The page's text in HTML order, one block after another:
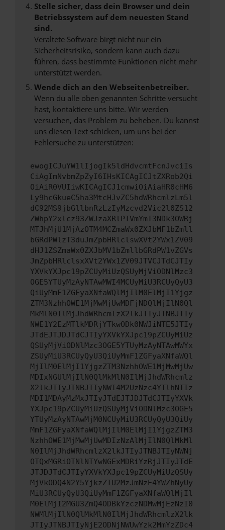
Stelle sicher, dass dein Browser und dein
Betriebssystem auf dem neuesten Stand
sind.
Veraltete Software birgt nicht nur ein
Sicherheitsrisiko, sondern kann auch dazu
führen, dass bestimmte Funktionen nicht mehr
unterstützt werden.
Wende dich an den Webseitenbetreiber.
Wenn du alle oben genannten Schritte versucht
hast, kontaktiere uns bitte. Wir werden
versuchen, das Problem zu beheben. Du kannst
uns diesen Text schicken, um uns bei der
Fehlersuche zu unterstützen:
ewogICJuYW1lIjogIk5ldHdvcmtFcnJvciIs
CiAgImNvbmZpZyI6IHsKICAgICJtZXRob2Qi
OiAiR0VUIiwKICAgICJ1cmwiOiAiaHR0cHM6
Ly9hcGkueC5ha3MtcHJvZC5hdWRhcmlzLm5l
dC92MS9jbGllbnRzLzIyMzcvd2Vic2l0ZS12
ZWhpY2xlcz93ZWJzaXRlPTVmYmI3NDk3OWRj
MTJhMjU1MjAzOTM4MCZmaWx0ZXJbMF1bZmll
bGRdPWlzT3duJmZpbHRlclswXVt2YWx1ZV09
dHJ1ZSZmaWx0ZXJbMV1bZmllbGRdPW1vZGVs
JmZpbHRlclsxXVt2YWx1ZV09JTVCJTdCJTIy
YXVkYXJpc19pZCUyMiUzQSUyMjViODNlMzc3
OGE5YTUyMzAyNTAwMWI4MCUyMiU3RCUyQyU3
QiUyMmF1ZGFyaXNfaWQlMjIlM0ElMjI1Yjgz
ZTM3NzhhOWE1MjMwMjUwMDFjNDQlMjIlN0Ql
MkMlN0IlMjJhdWRhcmlzX2lkJTIyJTNBJTIy
NWE1Y2EzMTlkMDRjYTkwODk0NWJiNTE5JTIy
JTdEJTJDJTdCJTIyYXVkYXJpc19pZCUyMiUz
QSUyMjViODNlMzc3OGE5YTUyMzAyNTAwMWYx
ZSUyMiU3RCUyQyU3QiUyMmF1ZGFyaXNfaWQl
MjIlM0ElMjI1YjgzZTM3NzhhOWE1MjMwMjUw
MDIxNGUlMjIlN0QlMkMlN0IlMjJhdWRhcmlz
X2lkJTIyJTNBJTIyNWI4M2UzNzc4YTlhNTIz
MDI1MDAyMzMxJTIyJTdEJTJDJTdCJTIyYXVk
YXJpc19pZCUyMiUzQSUyMjViODNlMzc3OGE5
YTUyMzAyNTAwMjM0NCUyMiU3RCUyQyU3QiUy
MmF1ZGFyaXNfaWQlMjIlM0ElMjI1YjgzZTM3
NzhhOWE1MjMwMjUwMDIzNzAlMjIlN0QlMkMl
N0IlMjJhdWRhcmlzX2lkJTIyJTNBJTIyNWNj
OTQxMGRiOTNlNTYwNGExMDRiYzRjJTIyJTdE
JTJDJTdCJTIyYXVkYXJpc19pZCUyMiUzQSUy
MjVkODQ4N2Y5YjkzZTU2MzJmNzE4YWZhNyUy
MiU3RCUyQyU3QiUyMmF1ZGFyaXNfaWQlMjIl
M0ElMjI2MGU3ZmQ4ODBkYzczNDMwMjEzNzI0
NWMlMjIlN0QlMkMlN0IlMjJhdWRhcmlzX2lk
JTIyJTNBJTIyNjE2ODNjNWUwYzk2MmYzZDc4